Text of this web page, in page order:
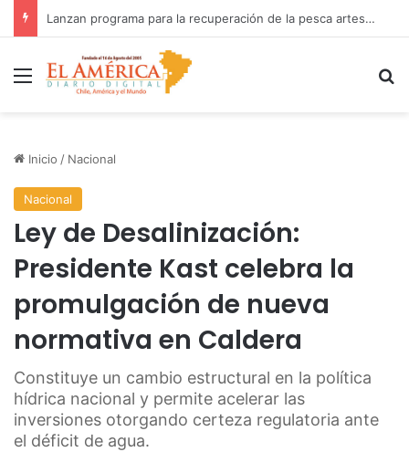
Fiscalía investiga accidente con resultado de muerte en faena minera
Menú
Inicio / Nacional
Nacional
Ley de Desalinización:
Presidente Kast celebra la
promulgación de nueva
normativa en Caldera
Constituye un cambio estructural en la política
hídrica nacional y permite acelerar las
inversiones otorgando certeza regulatoria ante
el déficit de agua.